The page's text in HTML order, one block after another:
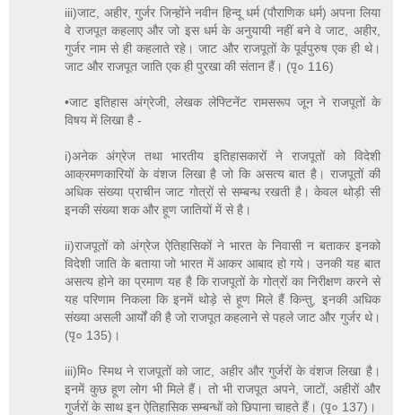
iii)जाट, अहीर, गुर्जर जिन्होंने नवीन हिन्दू धर्म (पौराणिक धर्म) अपना लिया
वे राजपूत कहलाए और जो इस धर्म के अनुयायी नहीं बने वे जाट, अहीर,
गुर्जर नाम से ही कहलाते रहे। जाट और राजपूतों के पूर्वपुरुष एक ही थे।
जाट और राजपूत जाति एक ही पुरखा की संतान हैं। (पृ० 116)
•जाट इतिहास अंग्रेजी, लेखक लेफ्टिनेंट रामसरूप जून ने राजपूतों के
विषय में लिखा है -
i)अनेक अंग्रेज तथा भारतीय इतिहासकारों ने राजपूतों को विदेशी
आक्रमणकारियों के वंशज लिखा है जो कि असत्य बात है। राजपूतों की
अधिक संख्या प्राचीन जाट गोत्रों से सम्बन्ध रखती है। केवल थोड़ी सी
इनकी संख्या शक और हूण जातियों में से है।
ii)राजपूतों को अंग्रेज ऐतिहासिकों ने भारत के निवासी न बताकर इनको
विदेशी जाति के बताया जो भारत में आकर आबाद हो गये। उनकी यह बात
असत्य होने का प्रमाण यह है कि राजपूतों के गोत्रों का निरीक्षण करने से
यह परिणाम निकला कि इनमें थोड़े से हूण मिले हैं किन्तु, इनकी अधिक
संख्या असली आर्यों की है जो राजपूत कहलाने से पहले जाट और गुर्जर थे।
(पृ० 135)।
iii)मि० स्मिथ ने राजपूतों को जाट, अहीर और गुर्जरों के वंशज लिखा है।
इनमें कुछ हूण लोग भी मिले हैं। तो भी राजपूत अपने, जाटों, अहीरों और
गुर्जरों के साथ इन ऐतिहासिक सम्बन्धों को छिपाना चाहते हैं। (पृ० 137)।